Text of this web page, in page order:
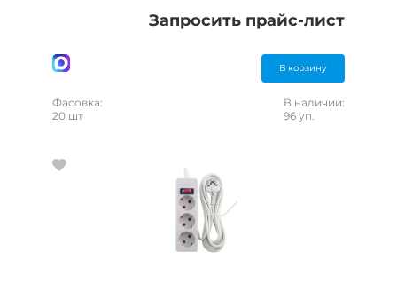
Запросить прайс-лист
В корзину
Фасовка:
20 шт
В наличии:
96 уп.